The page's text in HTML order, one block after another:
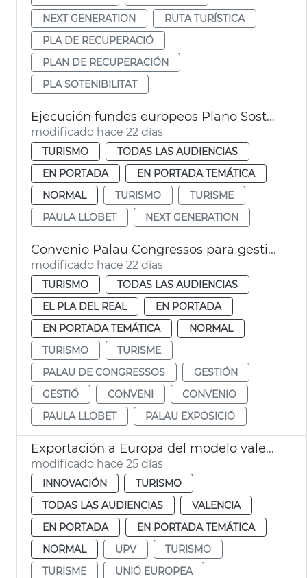
NEXT GENERATION
RUTA TURÍSTICA
PLA DE RECUPERACIÓ
PLAN DE RECUPERACIÓN
PLA SOTENIBILITAT
Ejecución fundes europeos Plano Sostenibilidad Turística València
modificado hace 22 días
TURISMO
TODAS LAS AUDIENCIAS
EN PORTADA
EN PORTADA TEMÁTICA
NORMAL
TURISMO
TURISME
PAULA LLOBET
NEXT GENERATION
Convenio Palau Congressos para gestión Palau Exposició
modificado hace 22 días
TURISMO
TODAS LAS AUDIENCIAS
EL PLA DEL REAL
EN PORTADA
EN PORTADA TEMÁTICA
NORMAL
TURISMO
TURISME
PALAU DE CONGRESSOS
GESTIÓN
GESTIÓ
CONVENI
CONVENIO
PAULA LLOBET
PALAU EXPOSICIÓ
Exportación a Europa del modelo valenciano de turismo de congresos
modificado hace 25 días
INNOVACIÓN
TURISMO
TODAS LAS AUDIENCIAS
VALENCIA
EN PORTADA
EN PORTADA TEMÁTICA
NORMAL
UPV
TURISMO
TURISME
UNIÓ EUROPEA